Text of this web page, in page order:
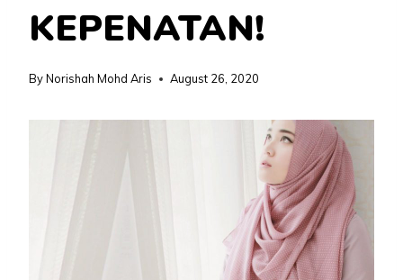
KEPENATAN!
ByNorishah Mohd Aris August 26, 2020